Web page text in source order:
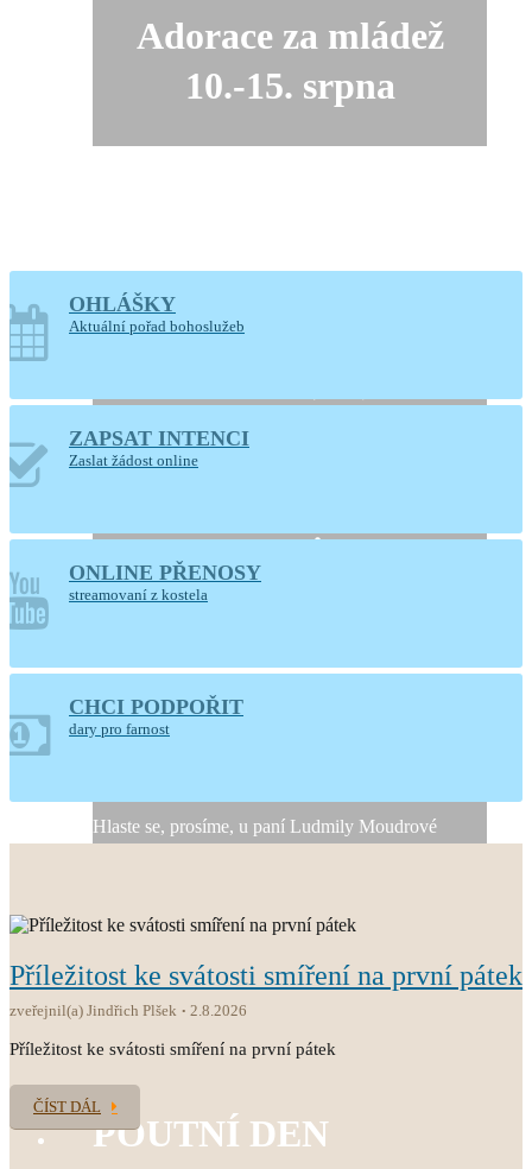
Adorace za mládež
10.-15. srpna
soboty o prázdninách
14-17.30 hodin
Otevřený kostel
Marie
Ústí nad Orlicí
Generální úklid kostela
Hlaste se, prosíme, u paní Ludmily Moudrové
POUTNÍ DEN
OHLÁŠKY
Aktuální pořad bohoslužeb
ZAPSAT INTENCI
Zaslat žádost online
ONLINE PŘENOSY
streamovaní z kostela
CHCI PODPOŘIT
dary pro farnost
Příležitost ke svátosti smíření na první pátek
zveřejnil(a) Jindřich Plšek 2.8.2026
Příležitost ke svátosti smíření na první pátek
ČÍST DÁL